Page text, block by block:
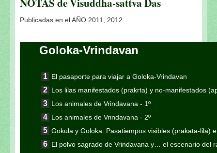
Publicadas en el AÑO 2011, 2012
Goloka-Vrindavan
El pasaporte para viajar a Goloka-Vrindavan
Los lilas manifestados (prakrta) y no-manifestados
Los animales de Vrindavana - 1º
Los animales de Vrindavana - 2º
Gokula y Goloka: Pasatiempos visibles (prakata-lila)
El polvo sagrado de Vrindavana y… el escenario del